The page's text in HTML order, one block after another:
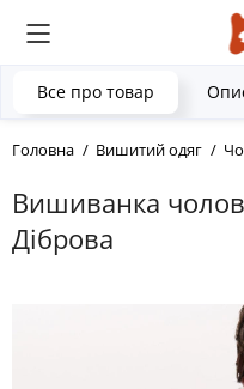
Головна Вишитий одяг
Вишиванка
Діброва
Все про товар